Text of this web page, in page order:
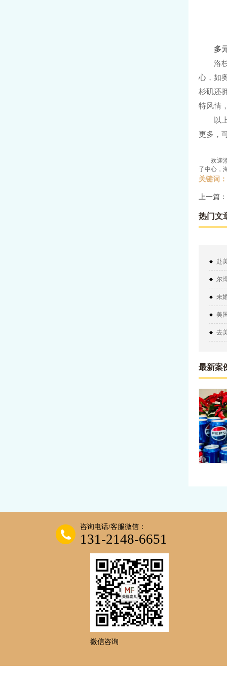
多
洛
心，如
杉矶还
特风情
以
更多，
欢迎
子中心，
关键词：
上一篇：
热门文
赴
尔
未
明
美
去
最新案
咨询电话/客服微信：
131-2148-6651
微信咨询